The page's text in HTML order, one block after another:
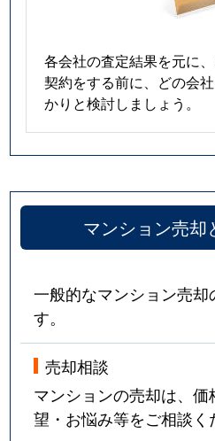
各会社の査定結果を元に、
契約をする前に、どの会
かりと検討しましょう。
マンション売却
一般的なマンション売却
す。
売却相談
マンションの売却は、
望・お悩み等をご相談く